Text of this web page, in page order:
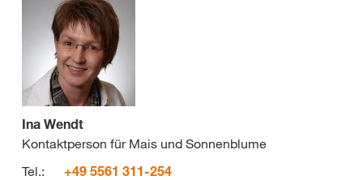
Ina Wendt
Kontaktperson für Mais und Sonnenblume
Tel.:
+49 5561 311-254